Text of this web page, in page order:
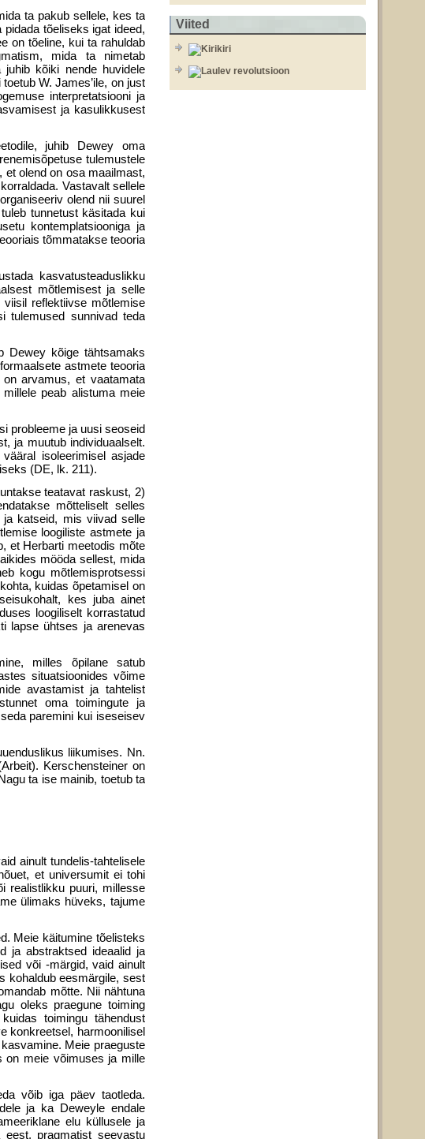
Viited
ta pakub sellele, kes ta
tõeliseks igat ideed,
on tõeline, kui ta rahuldab
mida ta nimetab
kõiki nende huvidele
W. James’ile, on just
interpretatsiooni ja
ja kasulikkusest
juhib Dewey oma
tulemustele
olend on osa maailmast,
Vastavalt sellele
olend nii suurel
tunnetust käsitada kui
kontemplatsiooniga ja
tõmmatakse teooria
kasvatusteaduslikku
mõtlemisest ja selle
reflektiivse mõtlemise
tulemused sunnivad teda
Dewey kõige tähtsamaks
astmete teoo­ria
arvamus, et vaatamata
peab alistuma meie
probleeme ja uusi seoseid
ja muutub individuaal­selt.
isoleerimisel asjade
(DE, lk. 211).
teatavat raskust, 2)
mõtteliselt selles
ja katseid, mis viivad selle
loogiliste astmete ja
et Herbarti meetodis mõte
mööda sellest, mida
kogu mõtlemisprotsessi
kuidas õpetamisel on
kes juba ainet
loogiliselt korrastatud
lapse ühtses ja arenevas
milles õpilane satub
situatsioonides võime
avastamist ja tahtelist
oma toimingute ja
pare­mini kui iseseisev
liikumises. Nn.
Kerschensteiner on
ta ise mainib, toetub ta
ainult tundelis-tahtelisele
et universumit ei tohi
realistlikku puuri, millesse
ülimaks hüveks, tajume
Meie käitumine tõelisteks
ja abstraktsed ide­aalid ja
või -märgid, vaid ainult
kohaldub eesmärgile, sest
mõtte. Nii nähtuna
oleks praegune toiming
toimingu tähendust
konkreetsel, harmoonilisel
Meie praeguste
on meie või­muses ja mille
võib iga päev taotleda.
ja ka Deweyle endale
elu küllusele ja
eest, pragmatist seevastu